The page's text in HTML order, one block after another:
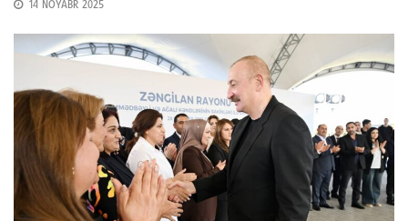
14 NOYABR 2025